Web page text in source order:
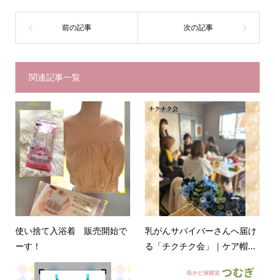
関連記事一覧
使い捨て入浴着 販売開始で
ーす！
乳がんサバイバーさんへ届け
る「チクチク会」｜ケア帽...